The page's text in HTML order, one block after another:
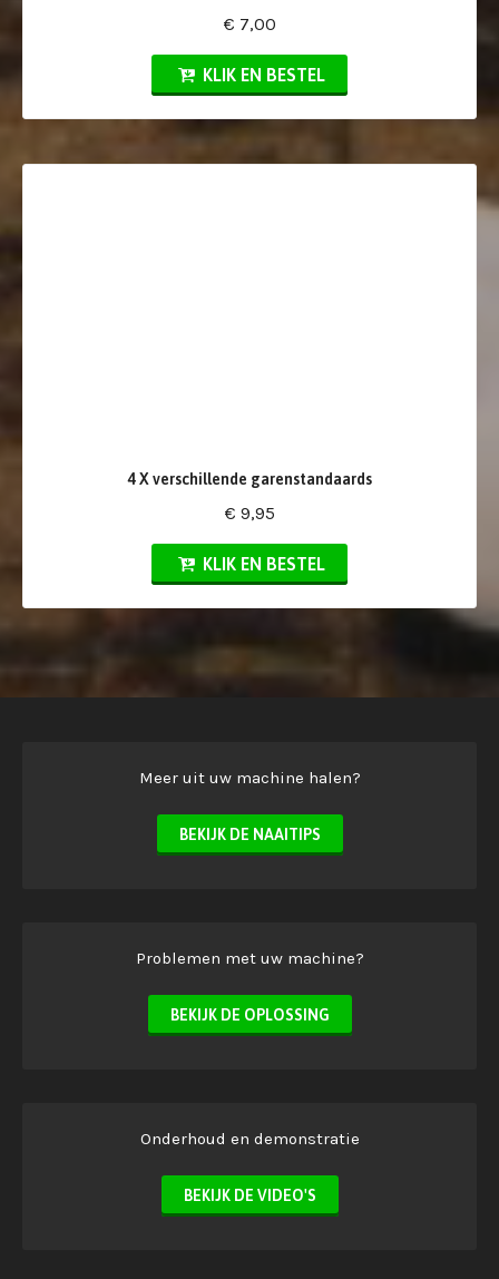
€ 7,00
KLIK EN BESTEL
4 X verschillende garenstandaards
€ 9,95
KLIK EN BESTEL
Meer uit uw machine halen?
BEKIJK DE NAAITIPS
Problemen met uw machine?
BEKIJK DE OPLOSSING
Onderhoud en demonstratie
BEKIJK DE VIDEO'S